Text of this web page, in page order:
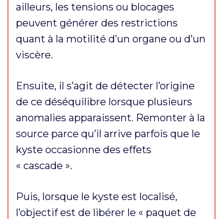
ailleurs, les tensions ou blocages
peuvent générer des restrictions
quant à la motilité d’un organe ou d’un
viscère.
Ensuite, il s’agit de détecter l’origine
de ce déséquilibre lorsque plusieurs
anomalies apparaissent. Remonter à la
source parce qu’il arrive parfois que le
kyste occasionne des effets
« cascade ».
Puis, lorsque le kyste est localisé,
l’objectif est de libérer le « paquet de